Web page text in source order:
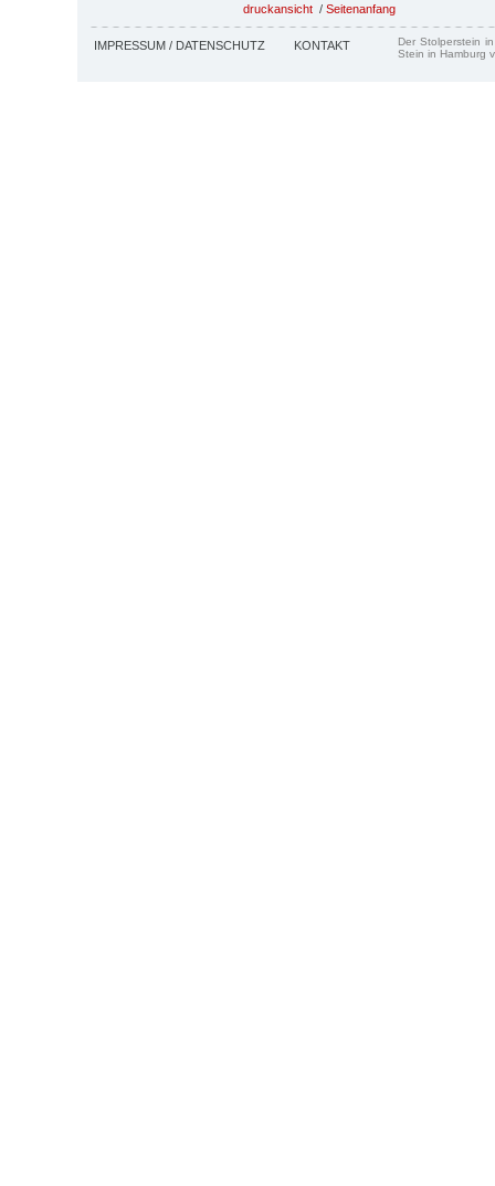
druckansicht / Seitenanfang
IMPRESSUM / DATENSCHUTZ KONTAKT
Der Stolperstein
Stein in Hamburg